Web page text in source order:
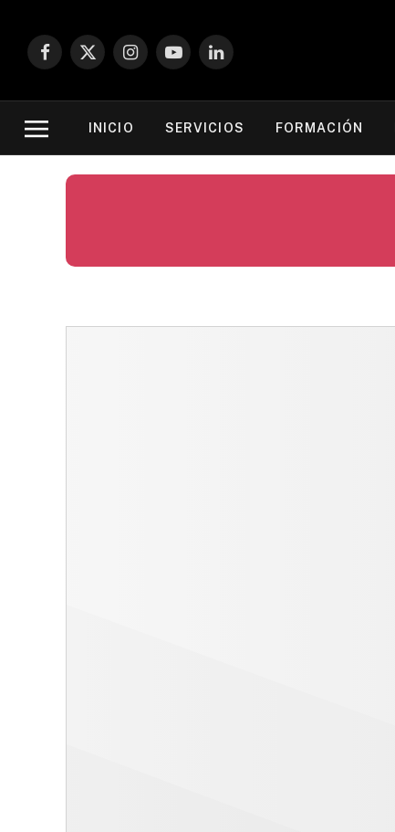
Facebook
X
InstagramYouTubeLinkedIn
INICIO SERVICIOS FORMACIÓN